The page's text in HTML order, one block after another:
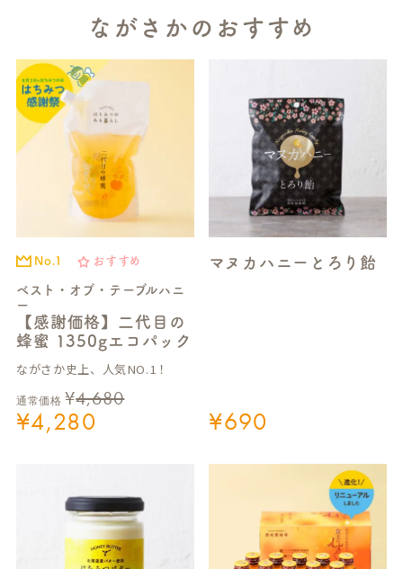
ながさかのおすすめ
No.1 おすすめ
ベスト・オブ・テーブルハニ
ー
【感謝価格】二代目の
蜂蜜 1350gエコパック
ながさか史上、人気NO.1！
通常価格 ¥4,680
¥4,280
マヌカハニーとろり飴
¥690